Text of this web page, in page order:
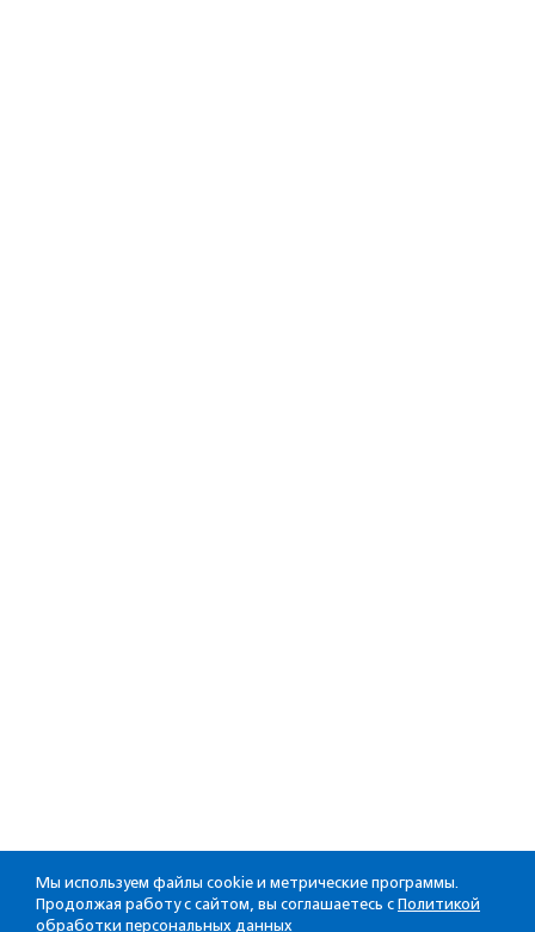
Мы используем файлы cookie и метрические программы.
Продолжая работу с сайтом, вы соглашаетесь с Политикой
обработки персональных данных